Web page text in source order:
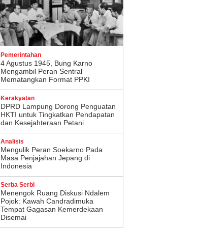
Pemerintahan
4 Agustus 1945, Bung Karno
Mengambil Peran Sentral
Mematangkan Format PPKI
Kerakyatan
DPRD Lampung Dorong Penguatan
HKTI untuk Tingkatkan Pendapatan
dan Kesejahteraan Petani
Analisis
Mengulik Peran Soekarno Pada
Masa Penjajahan Jepang di
Indonesia
Serba Serbi
Menengok Ruang Diskusi Ndalem
Pojok: Kawah Candradimuka
Tempat Gagasan Kemerdekaan
Disemai